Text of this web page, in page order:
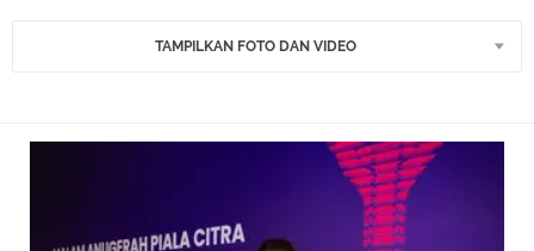
TAMPILKAN FOTO DAN VIDEO